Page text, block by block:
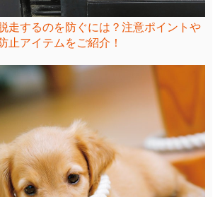
走するのを防ぐには？注意ポイントや
止アイテムをご紹介！